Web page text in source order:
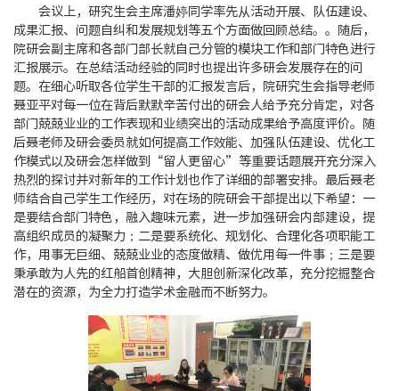
会议上，研究生会主席潘婷同学率先从活动开展、队伍建设、
成果汇报、问题自纠和发展规划等五个方面做回顾总结。。随后，
院研会副主席和各部门部长就自己分管的模块工作和部门特色进行
汇报展示。在总结活动经验的同时也提出许多研会发展存在的问
题。在细心听取各位学生干部的汇报发言后，院研究生会指导老师
聂亚平对每一位在背后默默辛苦付出的研会人给予充分肯定，对各
部门兢兢业业的工作表现和业绩突出的活动成果给予高度评价。随
后聂老师及研会委员就如何提高工作效能、加强队伍建设、优化工
作模式以及研会怎样做到“留人更留心”等重要话题展开充分深入
热烈的探讨并对新年的工作计划也作了详细的部署安排。最后聂老
师结合自己学生工作经历，对在场的院研会干部提出以下希望：一
是要结合部门特色，融入趣味元素，进一步加强研会内部建设，提
高组织成员的凝聚力；二是要系统化、规划化、合理化各项职能工
作，用事无巨细、兢兢业业的态度做精、做优用每一件事；三是要
秉承敢为人先的红船首创精神，大胆创新深化改革，充分挖掘整合
潜在的资源，为全力打造学术金融而不断努力。